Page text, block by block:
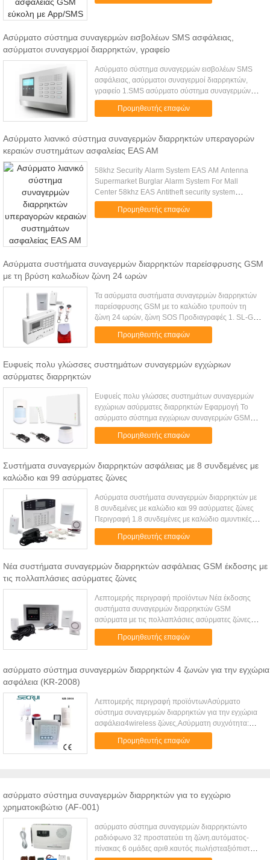
Ασύρματο σύστημα συναγερμών εισβολέων SMS ασφάλειας,
ασύρματοι συναγερμοί διαρρηκτών, γραφείο
Ασύρματο σύστημα συναγερμών εισβολέων SMS
ασφάλειας, ασύρματοι συναγερμοί διαρρηκτών,
γραφείο 1.SMS ασύρματο σύστημα συναγερμών
2.128x64 οθόνη δικτυωτού πλέγματος LCD 3.4
συνδεμένες με καλώδιο και 10 ασύρματες ...
Προμηθευτής επαφών
Ασύρματο λιανικό σύστημα συναγερμών διαρρηκτών υπεραγορών
κεραιών συστημάτων ασφαλείας EAS AM
58khz Security Alarm System EAS AM Antenna
Supermarket Burglar Alarm System For Mall
Center 58khz EAS Antitheft security system
sanzhai066 Application: security antenna use in
clothes shops/supermarkets/book .....
Προμηθευτής επαφών
Ασύρματα συστήματα συναγερμών διαρρηκτών παρείσφρυσης GSM
με τη βρύση καλωδίων ζώνη 24 ωρών
Τα ασύρματα συστήματα συναγερμών διαρρηκτών
παρείσφρυσης GSM με το καλώδιο τρυπούν τη
ζώνη 24 ωρών, ζώνη SOS Προδιαγραφές 1. SL-G3
με τις πολυ-λειτουργίες. Ενσωμάτωσε την ενότητα
GSM μέσα, και σχεδόν όλα τις χρ...
Προμηθευτής επαφών
Ευφυείς πολυ γλώσσες συστημάτων συναγερμών εγχώριων
ασύρματες διαρρηκτών
Ευφυείς πολυ γλώσσες συστημάτων συναγερμών
εγχώριων ασύρματες διαρρηκτών Εφαρμογή Το
ασύρματο σύστημα εγχώριων συναγερμών GSM
είναι τέλειο για την ασφάλεια των βιλών, σπίτι, σπίτι,
κατοικημένο, κατάστημα, σχολε...
Προμηθευτής επαφών
Συστήματα συναγερμών διαρρηκτών ασφάλειας με 8 συνδεμένες με
καλώδιο και 99 ασύρματες ζώνες
Ασύρματα συστήματα συναγερμών διαρρηκτών με
8 συνδεμένες με καλώδιο και 99 ασύρματες ζώνες
Περιγραφή 1.8 συνδεμένες με καλώδιο αμυντικές
ζώνες, 99 ασύρματες αμυντικές ζώνες, 5 ασύρματος
μακρινός ελεγκτής στον ...
Προμηθευτής επαφών
Νέα συστήματα συναγερμών διαρρηκτών ασφάλειας GSM έκδοσης με
τις πολλαπλάσιες ασύρματες ζώνες
Λεπτομερής περιγραφή προϊόντων Νέα έκδοσης
συστήματα συναγερμών διαρρηκτών GSM
ασύρματα με τις πολλαπλάσιες ασύρματες ζώνες
Επιτροπή ελέγχου συναγερμών καρτών GSM SIM
για την εγχώρια προστασία. Ο βραχίονας/αφοπ...
Προμηθευτής επαφών
ασύρματο σύστημα συναγερμών διαρρηκτών 4 ζωνών για την εγχώρια
ασφάλεια (KR-2008)
Λεπτομερής περιγραφή προϊόντωνΑσύρματο
σύστημα συναγερμών διαρρηκτών για την εγχώρια
ασφάλεια4wireless ζώνες,Ασύρματη συχνότητα:
315/433MHzΑυτόματος αριθμός τηλεφώνου
πινάκων 6groupsΑσύρματο σύστημα εγχώριων
ασφάλειας με τον αριθμό τηλεφωνικών συναγερμών
6 ομάδων.Το σύστημα εγχώριων συναγερμών
όργανο ελέγχου τηλεφωνικώς, και λειτουργία
προστασίας κωδικού πρόσβασηςΣτοιχείο:
Ασύρματο σύστημα εγχώριων συναγερμών
Προμηθευτής επαφών
ασύρματο σύστημα συναγερμών διαρρηκτών για το εγχώριο
χρηματοκιβώτιο (AF-001)
ασύρματο σύστημα συναγερμών διαρρηκτώντο
ραδιόφωνο 32 προστατεύει τη ζώνη.αυτόματος-
πίνακας 6 ομάδες αριθ.καυτός πωλήστεαξιόπιστη